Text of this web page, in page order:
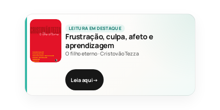
LEITURA EM DESTAQUE
Frustração, culpa, afeto e
aprendizagem
O filho eterno·Cristovão Tezza
Leia aqui→